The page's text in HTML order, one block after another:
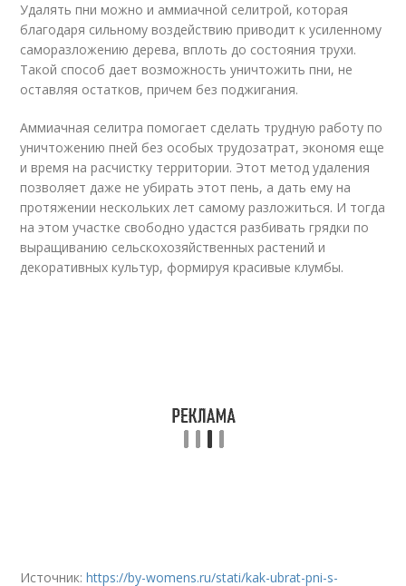
Удалять пни можно и аммиачной селитрой, которая
благодаря сильному воздействию приводит к усиленному
саморазложению дерева, вплоть до состояния трухи.
Такой способ дает возможность уничтожить пни, не
оставляя остатков, причем без поджигания.
Аммиачная селитра помогает сделать трудную работу по
уничтожению пней без особых трудозатрат, экономя еще
и время на расчистку территории. Этот метод удаления
позволяет даже не убирать этот пень, а дать ему на
протяжении нескольких лет самому разложиться. И тогда
на этом участке свободно удастся разбивать грядки по
выращиванию сельскохозяйственных растений и
декоративных культур, формируя красивые клумбы.
Источник:https://by-womens.ru/stati/kak-ubrat-pni-s-